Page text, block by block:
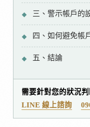
三、警示帳戶的
四、如何避免帳
五、結論
需要針對您的狀況判
LINE 線上諮詢